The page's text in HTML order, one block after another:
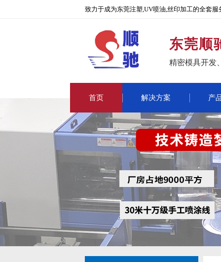
致力于成为东莞注塑,UV喷油,丝印加工的全套服
东莞顺
精密模具开发
首页 解决方案 产